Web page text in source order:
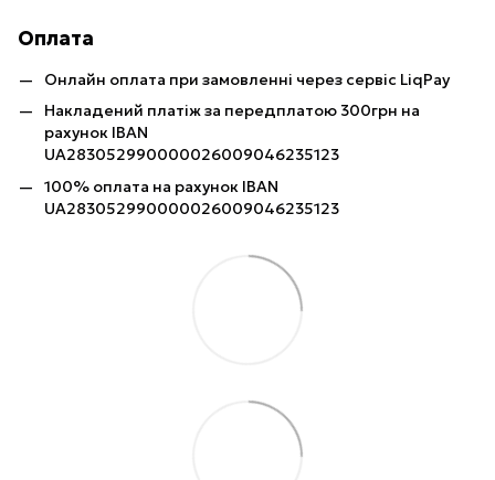
Оплата
Онлайн оплата при замовленні через сервіс LiqPay
Накладений платіж за передплатою 300грн на
рахунок IBAN
UA283052990000026009046235123
100% оплата на рахунок IBAN
UA283052990000026009046235123